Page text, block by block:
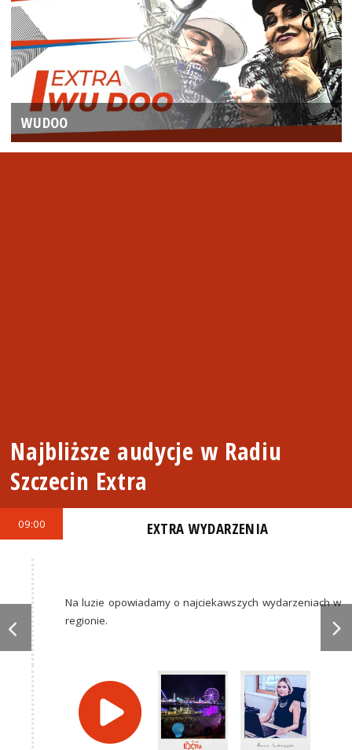
WUDOO
Najbliższe audycje w Radiu
Szczecin Extra
09:00 EXTRA WYDARZENIA
Na luzie opowiadamy o najciekawszych wydarzeniach w
regionie.